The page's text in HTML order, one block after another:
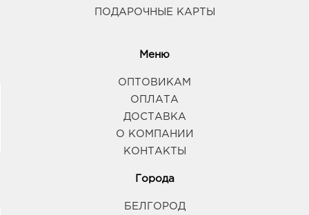
ПОДАРОЧНЫЕ КАРТЫ
Меню
ОПТОВИКАМ
ОПЛАТА
ДОСТАВКА
О КОМПАНИИ
КОНТАКТЫ
Города
БЕЛГОРОД